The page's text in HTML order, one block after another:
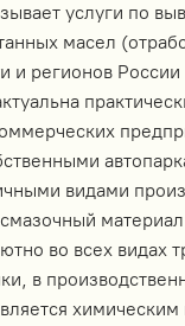
услуги по
масел
и регионов
видами
во всех видах
в